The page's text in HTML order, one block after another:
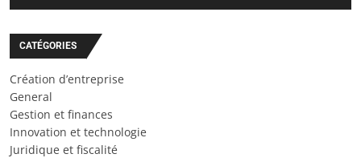
CATÉGORIES
Création d’entreprise
General
Gestion et finances
Innovation et technologie
Juridique et fiscalité